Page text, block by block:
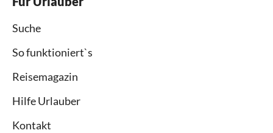
Suche
So funktioniert`s
Reisemagazin
Hilfe Urlauber
Kontakt